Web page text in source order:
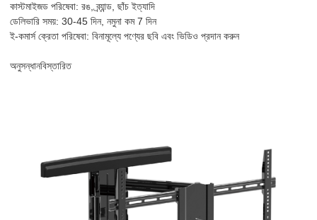
কাস্টমাইজড পরিষেবা: রঙ, ব্র্যান্ড, ছাঁচ ইত্যাদি
ডেলিভারি সময়: 30-45 দিন, নমুনা কম 7 দিন
ই-কমার্স ক্রেতা পরিষেবা: বিনামূল্যে পণ্যের ছবি এবং ভিডিও প্রদান করুন
অনুসন্ধানবিস্তারিত